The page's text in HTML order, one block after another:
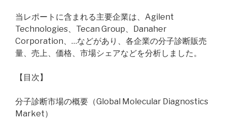
当レポートに含まれる主要企業は、Agilent
Technologies、Tecan Group、Danaher
Corporation、…などがあり、各企業の分子診断販売
量、売上、価格、市場シェアなどを分析しました。
【目次】
分子診断市場の概要（Global Molecular Diagnostics
Market）